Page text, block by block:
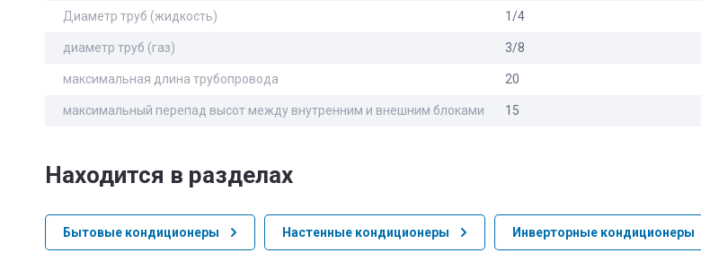
Диаметр труб (жидкость) 1/4
диаметр труб (газ) 3/8
максимальная длина трубопровода 20
максимальный перепад высот между внутренним и внешним блоками 15
Находится в разделах
Бытовые кондиционеры Настенные кондиционеры Инверторные кондиционеры